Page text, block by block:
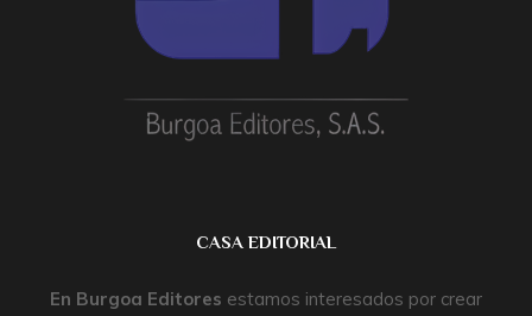
CASA EDITORIAL
En Burgoa Editores estamos interesados por crear